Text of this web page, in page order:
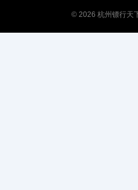
© 2026 杭州镖行天